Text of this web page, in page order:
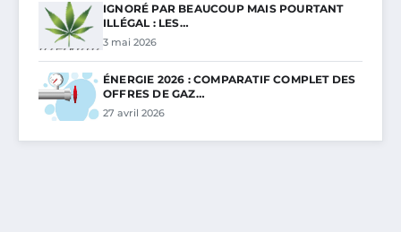
IGNORÉ PAR BEAUCOUP MAIS POURTANT
ILLÉGAL : LES…
3 mai 2026
ÉNERGIE 2026 : COMPARATIF COMPLET DES
OFFRES DE GAZ…
27 avril 2026